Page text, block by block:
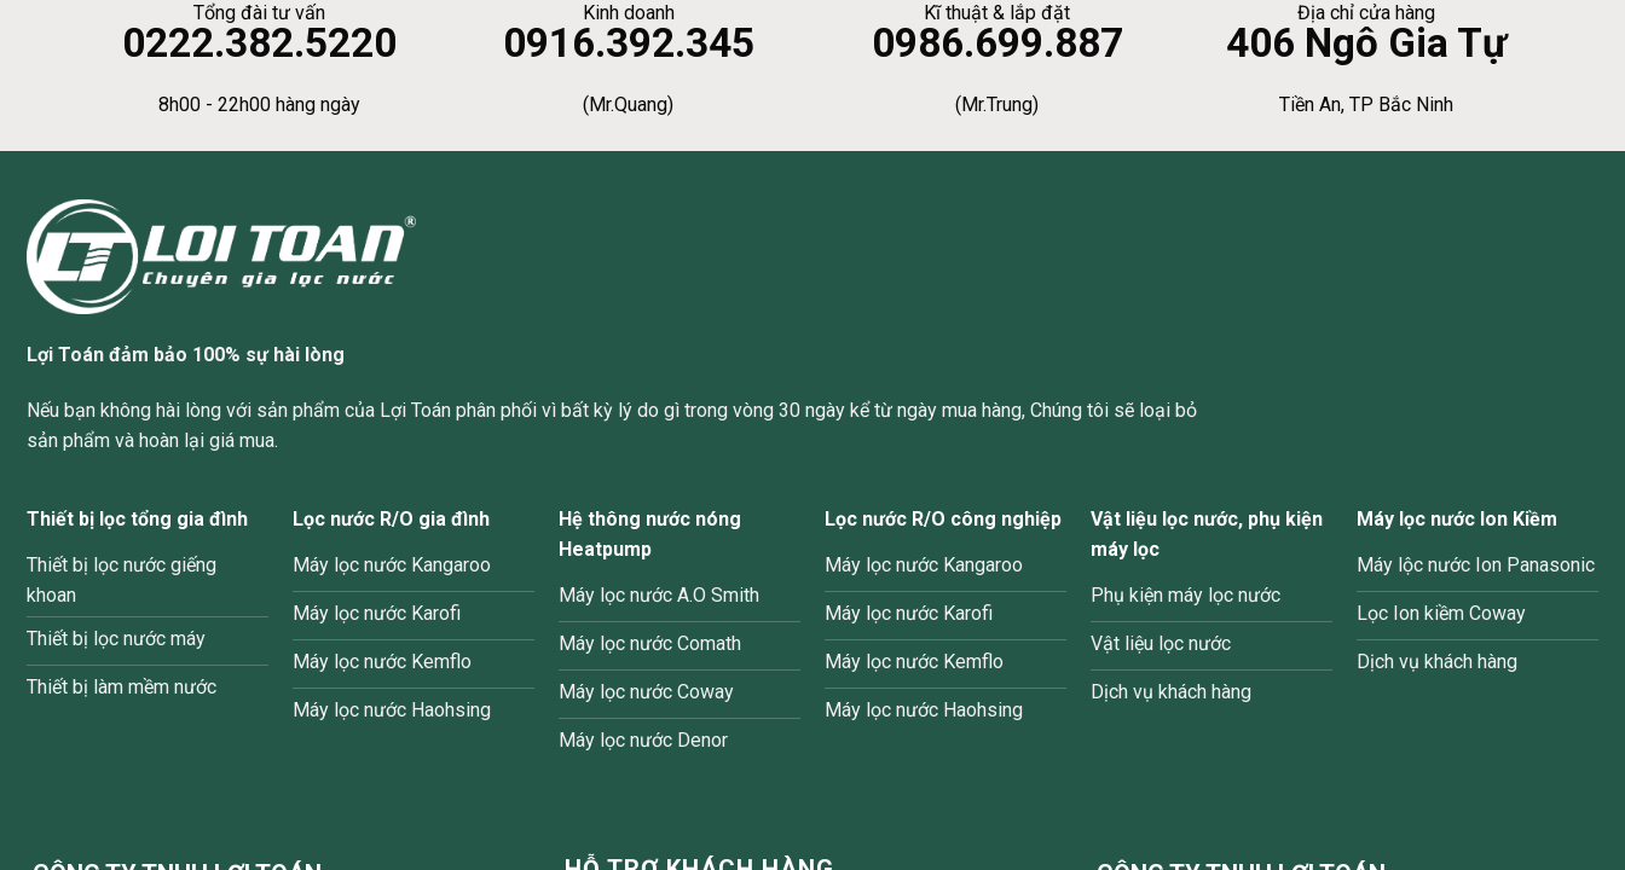
Tổng đài tư vấn
0222.382.5220
8h00 - 22h00 hàng ngày
Kinh doanh
0916.392.345
(Mr.Quang)
Kĩ thuật & lắp đặt
0986.699.887
(Mr.Trung)
Địa chỉ cửa hàng
406 Ngô Gia Tự
Tiền An, TP Bắc Ninh
Lợi Toán đảm bảo 100% sự hài lòng
Nếu bạn không hài lòng với sản phẩm của Lợi Toán phân phối vì bất kỳ lý do gì trong vòng 30 ngày kể từ ngày mua hàng, Chúng tôi sẽ loại bỏ
sản phẩm và hoàn lại giá mua.
Thiết bị lọc tổng gia đình
Thiết bị lọc nước giếng
khoan
Thiết bị lọc nước máy
Thiết bị làm mềm nước
Lọc nước R/O gia đình
Máy lọc nước Kangaroo
Máy lọc nước Karofi
Máy lọc nước Kemflo
Máy lọc nước Haohsing
Hệ thông nước nóng
Heatpump
Máy lọc nước A.O Smith
Máy lọc nước Comath
Máy lọc nước Coway
Máy lọc nước Denor
Lọc nước R/O công nghiệp
Máy lọc nước Kangaroo
Máy lọc nước Karofi
Máy lọc nước Kemflo
Máy lọc nước Haohsing
Vật liệu lọc nước, phụ kiện
máy lọc
Phụ kiện máy lọc nước
Vật liệu lọc nước
Dịch vụ khách hàng
Máy lọc nước Ion Kiềm
Máy lộc nước Ion Panasonic
Lọc Ion kiềm Coway
Dịch vụ khách hàng